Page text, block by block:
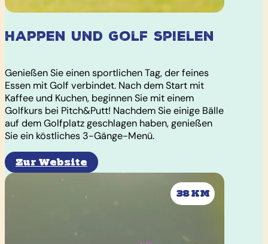
Happen und Golf spielen
Genießen Sie einen sportlichen Tag, der feines
Essen mit Golf verbindet. Nach dem Start mit
Kaffee und Kuchen, beginnen Sie mit einem
Golfkurs bei Pitch&Putt! Nachdem Sie einige Bälle
auf dem Golfplatz geschlagen haben, genießen
Sie ein köstliches 3-Gänge-Menü.
Zur Website
38 KM